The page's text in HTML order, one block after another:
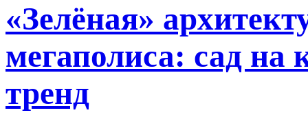
«Зелёная»
мегаполиса: сад
тренд